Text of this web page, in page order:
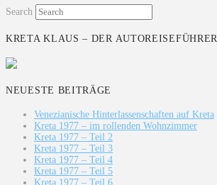
Search
KRETA KLAUS – DER AUTOREISEFÜHRER
NEUESTE BEITRÄGE
Venezianische Hinterlassenschaften auf Kreta
Kreta 1977 – im rollenden Wohnzimmer
Kreta 1977 – Teil 2
Kreta 1977 – Teil 3
Kreta 1977 – Teil 4
Kreta 1977 – Teil 5
Kreta 1977 – Teil 6